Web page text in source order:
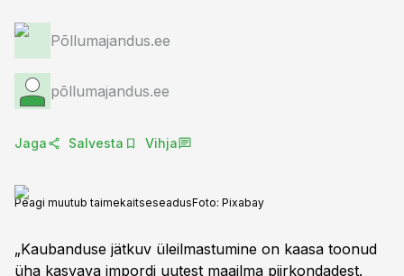
Põllumajandus.ee
põllumajandus.ee
Jaga Salvesta Vihja
Peagi muutub taimekaitseseadusFoto: Pixabay
„Kaubanduse jätkuv üleilmastumine on kaasa toonud
üha kasvava impordi uutest maailma piirkondadest.